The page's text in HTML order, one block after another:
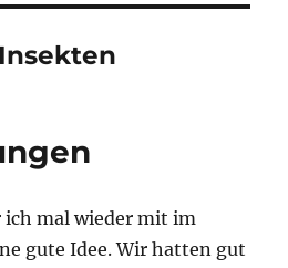
Insekten
ich mal wieder mit im
gute Idee. Wir hatten gut